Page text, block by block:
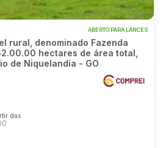
ABERTO PARA LANCES
rural, denominado Fazenda
hectares de área total,
de Niquelandia - GO
das